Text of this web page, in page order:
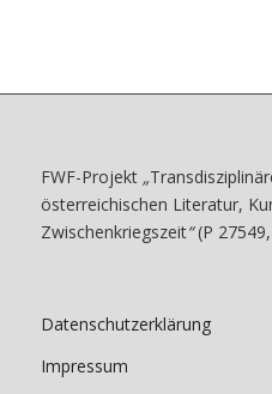
FWF-Projekt „
österreichischen Literatur,
Zwischenkriegszeit“(P
Datenschutzerklärung
Impressum